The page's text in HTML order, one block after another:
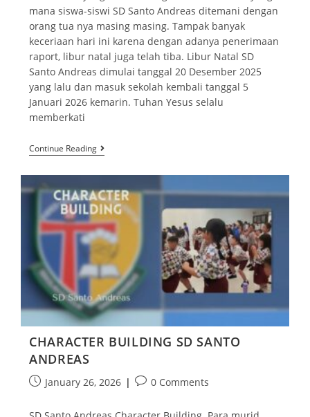
mana siswa-siswi SD Santo Andreas ditemani dengan
orang tua nya masing masing. Tampak banyak
keceriaan hari ini karena dengan adanya penerimaan
raport, libur natal juga telah tiba. Libur Natal SD
Santo Andreas dimulai tanggal 20 Desember 2025
yang lalu dan masuk sekolah kembali tanggal 5
Januari 2026 kemarin. Tuhan Yesus selalu
memberkati
Continue Reading
CHARACTER BUILDING SD SANTO
ANDREAS
January 26, 2026 0 Comments